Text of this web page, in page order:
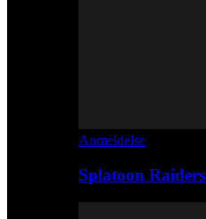
Anmeldelse
Splatoon Raiders